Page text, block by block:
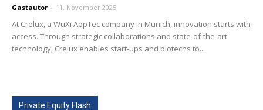
Gastautor - 11. November 2025
At Crelux, a WuXi AppTec company in Munich, innovation starts with
access. Through strategic collaborations and state-of-the-art
technology, Crelux enables start-ups and biotechs to...
Private Equity Flash